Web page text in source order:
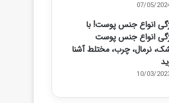
07/05/
انواع جنس پوست! با
انواع جنس پوست
نرمال، چرب، مختلط آشنا
10/03/